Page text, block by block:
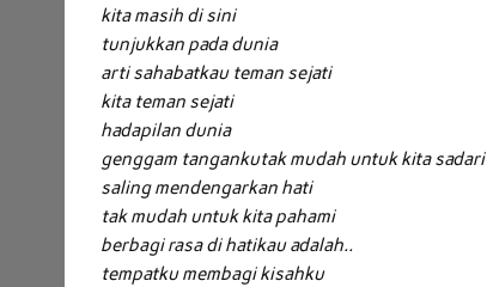
kita masih di sini
tunjukkan pada dunia
arti sahabatkau teman sejati
kita teman sejati
hadapilan dunia
genggam tangankutak mudah untuk kita sadari
saling mendengarkan hati
tak mudah untuk kita pahami
berbagi rasa di hatikau adalah..
tempatku membagi kisahku